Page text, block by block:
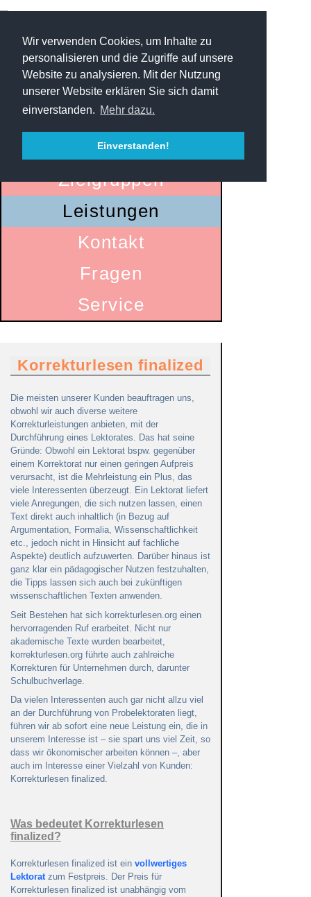
Wir verwenden Cookies, um Inhalte zu
personalisieren und die Zugriffe auf unsere
Website zu analysieren. Mit der Nutzung
unserer Website erklären Sie sich damit
einverstanden. Mehr dazu.
Einverstanden!
Startseite
Zielgruppen
Leistungen
Kontakt
Fragen
Service
Korrekturlesen finalized
Die meisten unserer Kunden beauftragen uns,
obwohl wir auch diverse weitere
Korrekturleistungen anbieten, mit der
Durchführung eines Lektorates. Das hat seine
Gründe: Obwohl ein Lektorat bspw. gegenüber
einem Korrektorat nur einen geringen Aufpreis
verursacht, ist die Mehrleistung ein Plus, das
viele Interessenten überzeugt. Ein Lektorat liefert
viele Anregungen, die sich nutzen lassen, einen
Text direkt auch inhaltlich (in Bezug auf
Argumentation, Formalia, Wissenschaftlichkeit
etc., jedoch nicht in Hinsicht auf fachliche
Aspekte) deutlich aufzuwerten. Darüber hinaus ist
ganz klar ein pädagogischer Nutzen festzuhalten,
die Tipps lassen sich auch bei zukünftigen
wissenschaftlichen Texten anwenden.
Seit Bestehen hat sich korrekturlesen.org einen
hervorragenden Ruf erarbeitet. Nicht nur
akademische Texte wurden bearbeitet,
korrekturlesen.org führte auch zahlreiche
Korrekturen für Unternehmen durch, darunter
Schulbuchverlage.
Da vielen Interessenten auch gar nicht allzu viel
an der Durchführung von Probelektoraten liegt,
führen wir ab sofort eine neue Leistung ein, die in
unserem Interesse ist – sie spart uns viel Zeit, so
dass wir ökonomischer arbeiten können –, aber
auch im Interesse einer Vielzahl von Kunden:
Korrekturlesen finalized.
Was bedeutet Korrekturlesen
finalized?
Korrekturlesen finalized ist ein vollwertiges
Lektoratzum Festpreis. Der Preis für
Korrekturlesen finalized ist unabhängig vom